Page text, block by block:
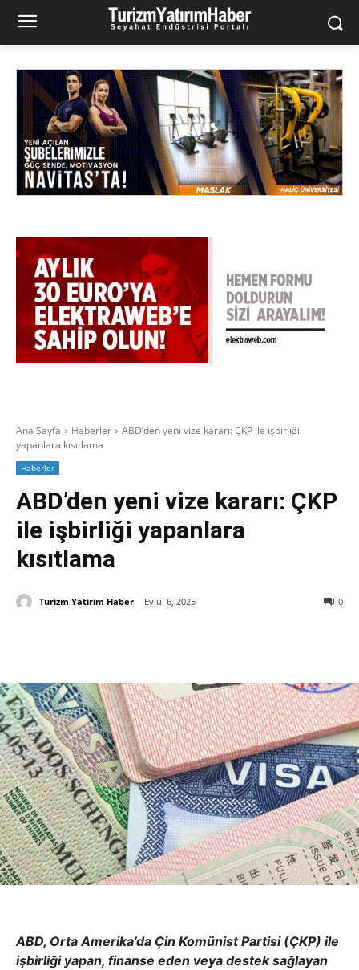
Ana Sayfa Haberler
ABD’den yeni vize kararı: ÇKP ile işbirliği
yapanlara kısıtlama
Haberler
ABD’den yeni vize kararı: ÇKP
ile işbirliği yapanlara
kısıtlama
0
Turizm Yatirim Haber Eylül 6, 2025
ABD, Orta Amerika’da Çin Komünist Partisi (ÇKP) ile
işbirliği yapan, finanse eden veya destek sağlayan